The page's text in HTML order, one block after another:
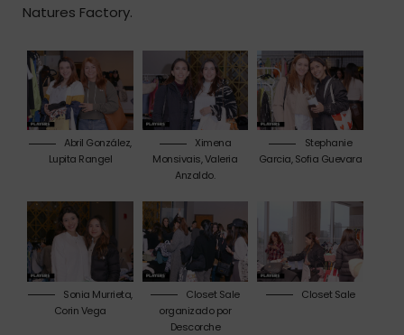
Natures Factory.
Abril González,
Lupita Rangel
Ximena
Monsivais, Valeria
Anzaldo.
Stephanie
Garcia, Sofia Guevara
Sonia Murrieta,
Corin Vega
Closet Sale
organizado por
Descorche
Closet Sale